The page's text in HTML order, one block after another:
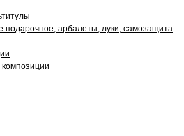
подарочное, арбалеты, луки, самозащита